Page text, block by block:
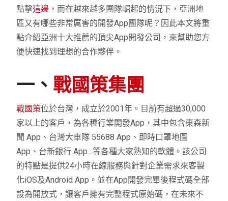
點擊這邊 ，而在越來越多團隊崛起的情況下，亞洲地
區又有哪些非常厲害的開發App團隊呢？因此本文將重
點介紹亞洲十大推薦的頂尖App開發公司，來幫助您方
便快速找到理想的合作夥伴。
一、 戰國策集團
戰國策位於台灣，成立於2001年。目前有超過30,000
家以上的客戶，為各種行業開發App，其中包含東森新
聞 App、台灣大車隊 55688 App、即時口罩地圖
App、台新銀行 App…等各種大家熟知的軟體。該公司
的特點是提供24小時在線服務與針對企業需求來客製
化iOS及Android App。並在App開發完畢後程式碼全部
設為開放式，讓客戶擁有完整程式原始碼，在未來不